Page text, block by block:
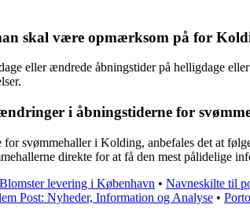
skal være opmærksom på for
eller ændrede åbningstider på helligdage
i åbningstiderne for
svømmehaller i Kolding, anbefales det at
direkte for at få den mest pålidelige
Blomster levering i København • Navneskilte til
Post: Nyheder, Information og Analyse •